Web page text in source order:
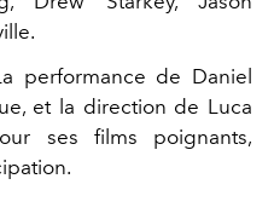
performance de Daniel
et la direction de Luca
ses films poignants,